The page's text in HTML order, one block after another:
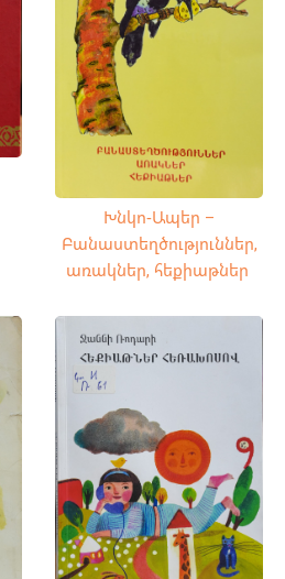
Խնկո-Ապեր –
Բանաստեղծություններ,
առակներ, հեքիաթներ